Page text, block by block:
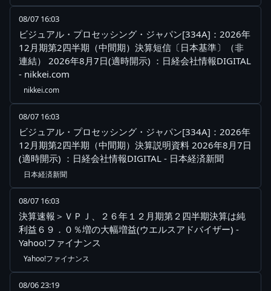
08/07 16:03
ビジュアル・プロセッシング・ジャパン[334A]：2026年
12月期第2四半期（中間期）決算短信〔日本基準〕（非
連結） 2026年8月7日(適時開示) ：日経会社情報DIGITAL
- nikkei.com
nikkei.com
08/07 16:03
ビジュアル・プロセッシング・ジャパン[334A]：2026年
12月期第2四半期（中間期）決算説明資料 2026年8月7日
(適時開示) ：日経会社情報DIGITAL - 日本経済新聞
日本経済新聞
08/07 16:03
決算速報＞ＶＰＪ、２６年１２月期第２四半期決算は純
利益６９．０％増の大幅増益(ウエルスアドバイザー) -
Yahoo!ファイナンス
Yahoo!ファイナンス
08/06 23:19